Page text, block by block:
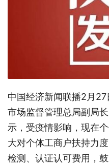
中国经济新闻联播2月
市场监督管理总局副局
示，受疫情影响，现在
大对个体工商户扶持力
检测、认证认可费用，